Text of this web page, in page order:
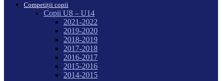
Competiții copii
Copii U8 – U14
2021-2022
2019-2020
2018-2019
2017-2018
2016-2017
2015-2016
2014-2015